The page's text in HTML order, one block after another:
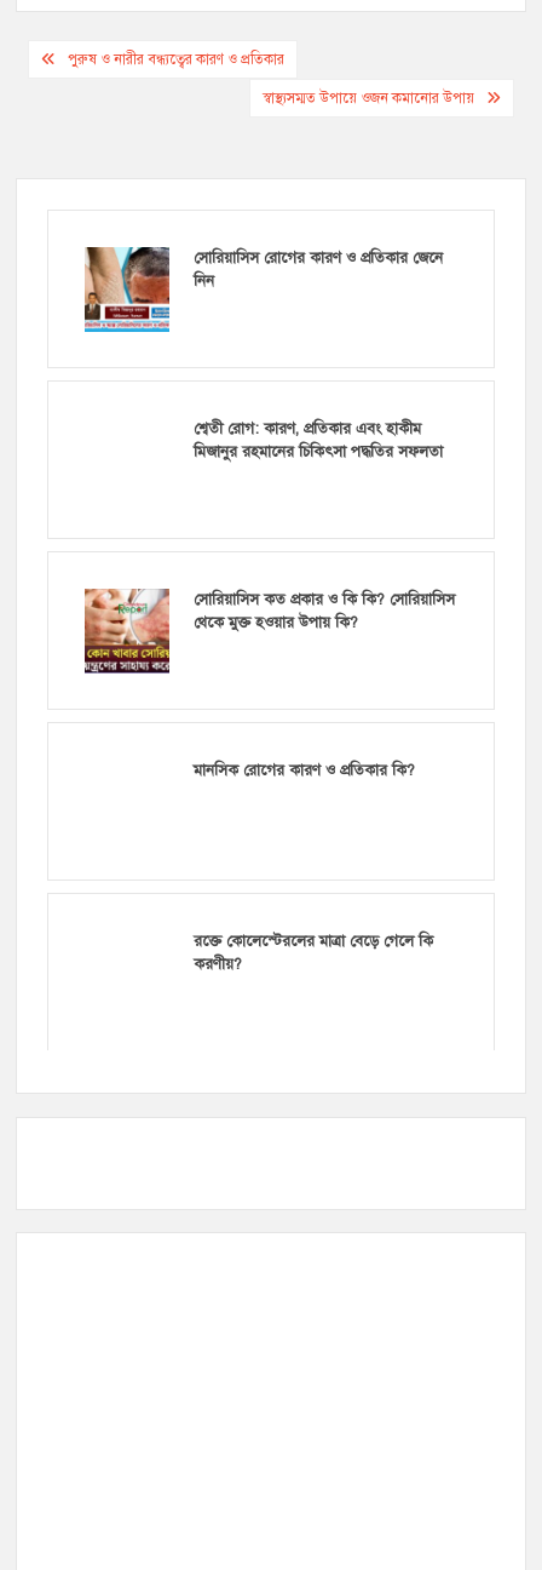
Postপুরুষ ও নারীর বন্ধ্যত্বের কারণ ও প্রতিকার
স্বাস্থ্যসম্মত উপায়ে ওজন কমানোর উপায়
সোরিয়াসিস রোগের কারণ ও প্রতিকার জেনে
নিন
শ্বেতী রোগ: কারণ, প্রতিকার এবং হাকীম
মিজানুর রহমানের চিকিৎসা পদ্ধতির সফলতা
সোরিয়াসিস কত প্রকার ও কি কি? সোরিয়াসিস
থেকে মুক্ত হওয়ার উপায় কি?
মানসিক রোগের কারণ ও প্রতিকার কি?
রক্তে কোলেস্টেরলের মাত্রা বেড়ে গেলে কি
করণীয়?